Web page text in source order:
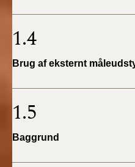
2018)
BR15 (2015-2018)
1.4
Brug af eksternt
1.5
Baggrund